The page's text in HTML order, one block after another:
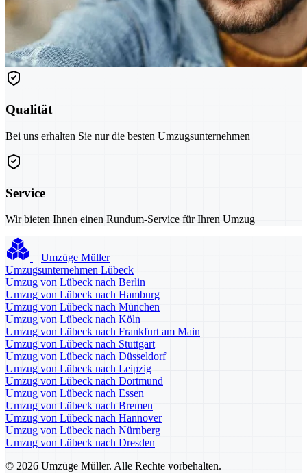
Qualität
Bei uns erhalten Sie nur die besten Umzugsunternehmen
Service
Wir bieten Ihnen einen Rundum-Service für Ihren Umzug
Umzüge Müller
Umzugsunternehmen Lübeck
Umzug von Lübeck nach Berlin
Umzug von Lübeck nach Hamburg
Umzug von Lübeck nach München
Umzug von Lübeck nach Köln
Umzug von Lübeck nach Frankfurt am Main
Umzug von Lübeck nach Stuttgart
Umzug von Lübeck nach Düsseldorf
Umzug von Lübeck nach Leipzig
Umzug von Lübeck nach Dortmund
Umzug von Lübeck nach Essen
Umzug von Lübeck nach Bremen
Umzug von Lübeck nach Hannover
Umzug von Lübeck nach Nürnberg
Umzug von Lübeck nach Dresden
© 2026 Umzüge Müller. Alle Rechte vorbehalten.